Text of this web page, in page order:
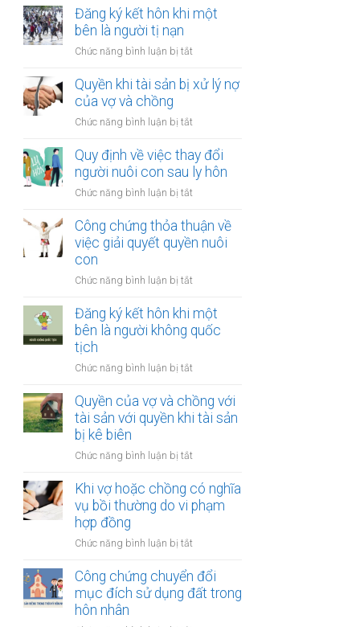
Đăng ký kết hôn khi một
bên là người tị nạn
Chức năng bình luận bị tắt
ký
khi
bên
là
nạn
Quyền khi tài sản bị xử lý nợ
của vợ và chồng
Chức năng bình luận bị tắt
khi
tài
sản
bị
lý
nợ
Quy định về việc thay đổi
người nuôi con sau ly hôn
Chức năng bình luận bị tắt
định
về
đổi
nuôi
con
Công chứng thỏa thuận về
việc giải quyết quyền nuôi
con
Chức năng bình luận bị tắt
chứng
thỏa
thuận
việc
quyết
quyền
Đăng ký kết hôn khi một
bên là người không quốc
tịch
Chức năng bình luận bị tắt
ký
kết
một
là
người
Quyền của vợ và chồng với
tài sản với quyền khi tài sản
bị kê biên
Chức năng bình luận bị tắt
của
vợ
và
với
sản
với
Khi vợ hoặc chồng có nghĩa
vụ bồi thường do vi phạm
hợp đồng
Chức năng bình luận bị tắt
vợ
hoặc
Công chứng chuyển đổi
mục đích sử dụng đất trong
hôn nhân